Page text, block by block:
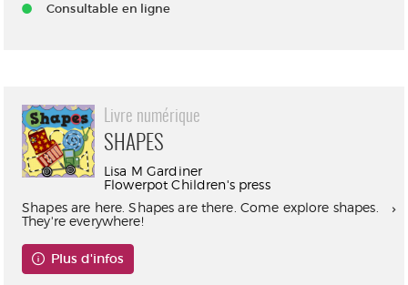
Consultable en ligne
Livre numérique
SHAPES
Lisa M Gardiner
Flowerpot Children's press
Shapes are here. Shapes are there. Come explore shapes.
They're everywhere!
Plus d'infos